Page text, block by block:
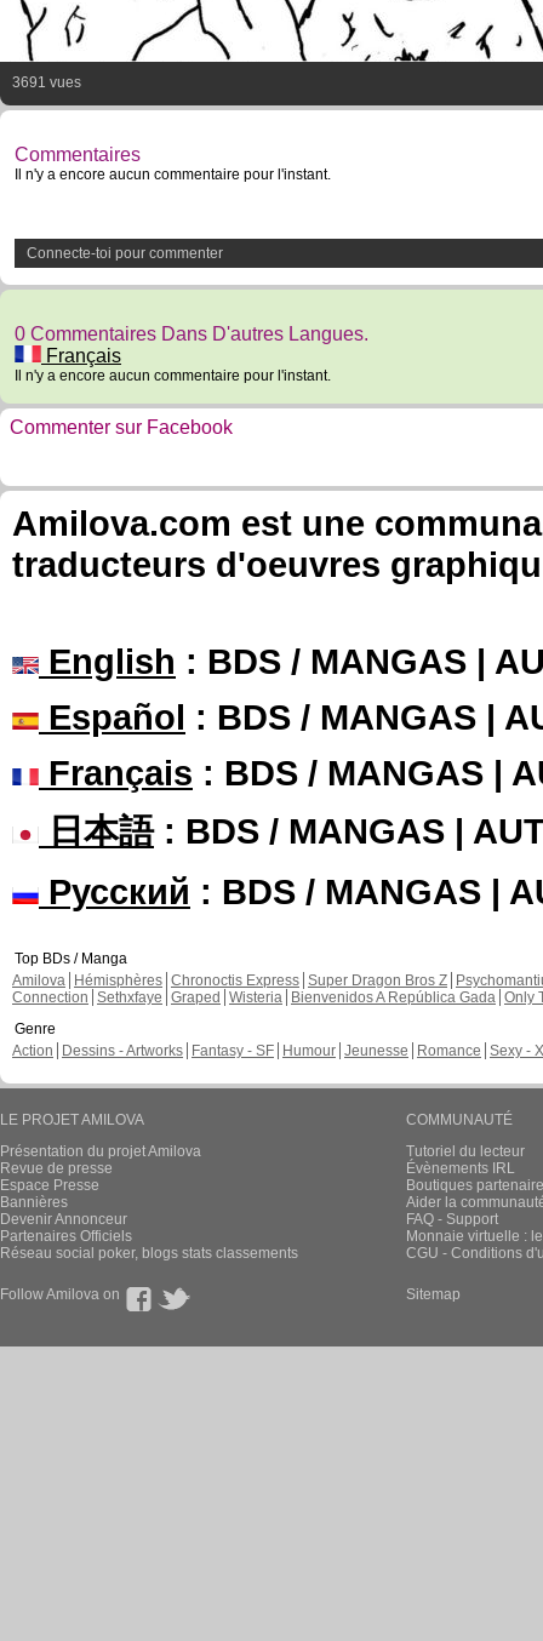
3691 vues
Commentaires
Il n'y a encore aucun commentaire pour l'instant.
Connecte-toi pour commenter
0 Commentaires Dans D'autres Langues.
Français
Il n'y a encore aucun commentaire pour l'instant.
Commenter sur Facebook
Amilova.com est une
traducteurs d'oeuvres
English : BDS / MANGAS |
Español : BDS / MANGAS |
Français : BDS / MANGAS |
日本語: BDS / MANGAS |
Русский : BDS / MANGAS |
Top BDs / Manga
Amilova
Hémisphères Chronoctis Express Super Dragon Bros Z
Connection Sethxfaye Graped Wisteria Bienvenidos A República Gada Only
Genre
Action
Dessins - Artworks Fantasy - SF Humour Jeunesse Romance Sexy -
LE PROJET AMILOVA
Présentation du projet Amilova
Revue de presse
Espace Presse
Bannières
Devenir Annonceur
Partenaires Officiels
Réseau social poker, blogs stats classements
COMMUNAUTÉ
Tutoriel du lecteur
Évènements IRL
Boutiques
Aider la
FAQ - Support
Monnaie virtuelle :
CGU - Conditions
Follow Amilova on Sitemap